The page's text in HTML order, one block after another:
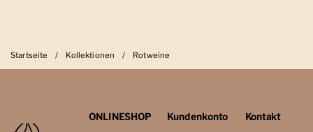
Startseite / Kollektionen / Rotweine
ONLINESHOP
Kundenkonto
Kontakt